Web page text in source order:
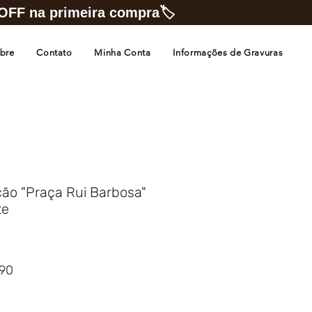
Contato Minha Conta Informações de Gravuras
OFF na primeira compra🏷️
"Praça Rui Barbosa"